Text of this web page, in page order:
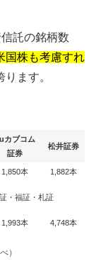
託の銘柄数
国株も考慮すれ
ります。
カブコム
証券
松井証券
1,850本 1,882本
・福証・札証
1,993本 4,748本
）